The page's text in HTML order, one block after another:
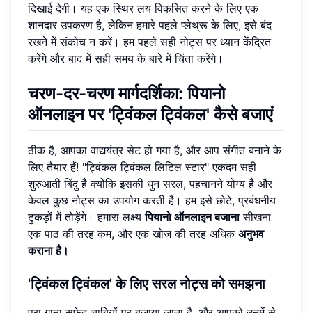
दिखाई देगी। यह एक स्थिर लय विकसित करने के लिए एक
शानदार उपकरण है, लेकिन हमारे पहले प्लेथ्रू के लिए, इसे बंद
रखने में संकोच न करें। हम पहले सही नोट्स पर ध्यान केंद्रित
करेंगे और बाद में सही समय के बारे में चिंता करेंगे।
चरण-दर-चरण मार्गदर्शिका: पियानो
ऑनलाइन पर 'ट्विंकल ट्विंकल' कैसे बजाएं
ठीक है, आपका वाद्ययंत्र सेट हो गया है, और आप संगीत बनाने के
लिए तैयार हैं! "ट्विंकल ट्विंकल लिटिल स्टार" एकदम सही
शुरुआती बिंदु है क्योंकि इसकी धुन सरल, पहचानने योग्य है और
केवल कुछ नोट्स का उपयोग करती है। हम इसे छोटे, प्रबंधनीय
टुकड़ों में तोड़ेंगे। हमारा लक्ष्यपियानो ऑनलाइन बजानासीखना
एक पाठ की तरह कम, और एक खोज की तरह अधिक अनुभव
कराना है।
'ट्विंकल ट्विंकल' के लिए सरल नोट्स को समझना